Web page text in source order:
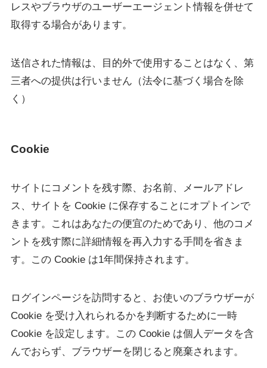
レスやブラウザのユーザーエージェント情報を併せて
取得する場合があります。
送信された情報は、目的外で使用することはなく、第
三者への提供は行いません（法令に基づく場合を除
く）
Cookie
サイトにコメントを残す際、お名前、メールアドレ
ス、サイトを Cookie に保存することにオプトインで
きます。これはあなたの便宜のためであり、他のコメ
ントを残す際に詳細情報を再入力する手間を省きま
す。この Cookie は1年間保持されます。
ログインページを訪問すると、お使いのブラウザーが
Cookie を受け入れられるかを判断するために一時
Cookie を設定します。この Cookie は個人データを含
んでおらず、ブラウザーを閉じると廃棄されます。